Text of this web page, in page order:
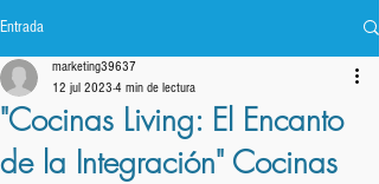
Entrada
"Cocinas Living: El Encanto
de la Integración" Cocinas
marketing39637
12 jul 2023 4 min de lectura